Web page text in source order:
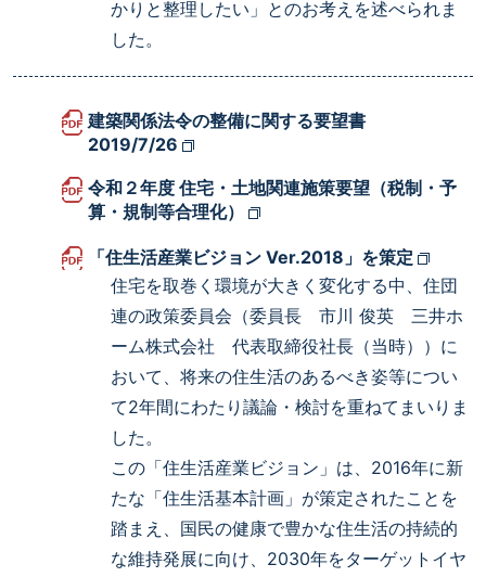
かりと整理したい」とのお考えを述べられま
した。
建築関係法令の整備に関する要望書
2019/7/26
令和２年度 住宅・土地関連施策要望（税制・予
算・規制等合理化）
「住生活産業ビジョン Ver.2018」を策定
住宅を取巻く環境が大きく変化する中、住団
連の政策委員会（委員長 市川 俊英 三井ホ
ーム株式会社 代表取締役社長（当時））に
おいて、将来の住生活のあるべき姿等につい
て2年間にわたり議論・検討を重ねてまいりま
した。
この「住生活産業ビジョン」は、2016年に新
たな「住生活基本計画」が策定されたことを
踏まえ、国民の健康で豊かな住生活の持続的
な維持発展に向け、2030年をターゲットイヤ